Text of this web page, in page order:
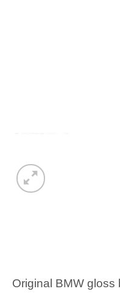
Original BMW gloss